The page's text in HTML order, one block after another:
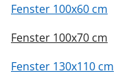
Fenster 100x60 cm
Fenster 100x70 cm
Fenster 130x110 cm